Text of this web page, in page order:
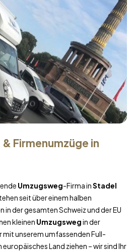
Firmenumzüge in
Umzugsweg-Firma inStadel
seit über einem halben
in der gesamten Schweiz und der EU
kleinen Umzugswegin der
unserem umfassenden Full-
europäisches Land ziehen – wir sind Ihr